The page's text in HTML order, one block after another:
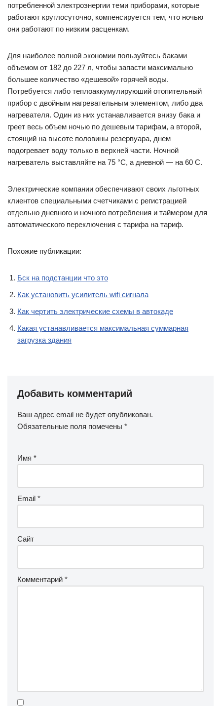
потребленной электроэнергии теми приборами, которые
работают круглосуточно, компенсируется тем, что ночью
они работают по низким расценкам.
Для наиболее полной экономии пользуйтесь баками
объемом от 182 до 227 л, чтобы запасти максимально
большее количество «дешевой» горячей воды.
Потребуется либо теплоаккумулируюший отопительный
прибор с двойным нагревательным элементом, либо два
нагревателя. Один из них устанавливается внизу бака и
греет весь объем ночью по дешевым тарифам, а второй,
стоящий на высоте половины резервуара, днем
подогревает воду только в верхней части. Ночной
нагреватель выставляйте на 75 °С, а дневной — на 60 С.
Электрические компании обеспечивают своих льготных
клиентов специальными счетчиками с регистрацией
отдельно дневного и ночного потребления и таймером для
автоматического переключения с тарифа на тариф.
Похожие публикации:
Бск на подстанции что это
Как установить усилитель wifi сигнала
Как чертить электрические схемы в автокаде
Какая устанавливается максимальная суммарная
загрузка здания
Добавить комментарий
Ваш адрес email не будет опубликован.
Обязательные поля помечены *
Имя *
Email *
Сайт
Комментарий *